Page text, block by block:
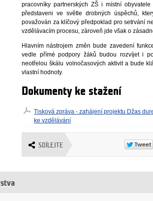
pracovníky partnerských ZŠ i místní
představeni ve světle drobných úspěchů,
považován za klíčový předpoklad pro setrvání
vzdělávacím procesu, zároveň jde však o
Hlavním nástrojem změn bude zavedení
vedle přímé podpory žáků budou rozvíjet i
neotřelou škálu volnočasových aktivit a bude
vlastní hodnoty.
Dokumenty ke stažení
Tisková zpráva - zahájení projektu Džas
ke vzdělávání
SDÍLEJTE